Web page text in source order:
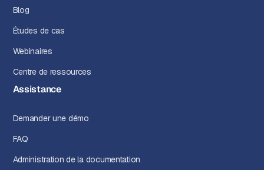
Blog
Études de cas
Webinaires
Centre de ressources
Assistance
Demander une démo
FAQ
Administration de la documentation